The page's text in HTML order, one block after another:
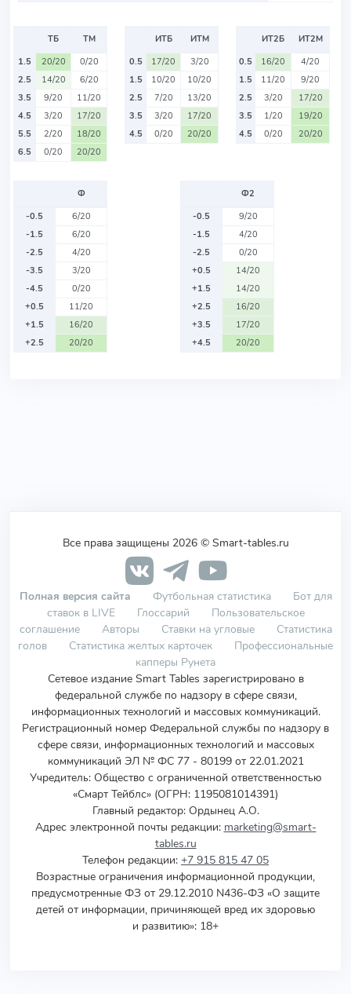
ТБ
ТМ
1.5
20/20
0/20
2.5
14/20
6/20
3.5
9/20
11/20
4.5
3/20
17/20
5.5
2/20
18/20
6.5
0/20 20/20
ИТБ
ИТМ
0.5
17/20
3/20
1.5
10/20
10/20
2.5
7/20
13/20
3.5
3/20
17/20
4.5
0/20 20/20
ИТ2Б
ИТ2М
0.5
16/20
4/20
1.5
11/20
9/20
2.5
3/20
17/20
3.5
1/20
19/20
4.5
0/20 20/20
Ф
-0.5
6/20
-1.5
6/20
-2.5
4/20
-3.5
3/20
-4.5
0/20
+0.5
11/20
+1.5
16/20
+2.5
20/20
Ф2
-0.5
9/20
-1.5
4/20
-2.5
0/20
+0.5
14/20
+1.5
14/20
+2.5
16/20
+3.5
17/20
+4.5
20/20
Все права защищены 2026 © Smart-tables.ru
Полная версия сайта Футбольная статистика
Бот для
ставок в LIVE
Глоссарий
Пользовательское
соглашение
Авторы Ставки на угловые
Статистика
голов
Статистика желтых карточек
Профессиональные
капперы Рунета
Сетевое издание Smart Tables зарегистрировано в
федеральной службе по надзору в сфере связи,
информационных технологий и массовых коммуникаций.
Регистрационный номер Федеральной службы по надзору в
сфере связи, информационных технологий и массовых
коммуникаций ЭЛ № ФС 77 - 80199 от 22.01.2021
Учредитель: Общество с ограниченной ответственностью
«Смарт Тейблс» (ОГРН: 1195081014391)
Главный редактор: Ордынец А.О.
Адрес электронной почты редакции: marketing@smart-
tables.ru
Телефон редакции: +7 915 815 47 05
Возрастные ограничения информационной продукции,
предусмотренные ФЗ от 29.12.2010 N436-ФЗ «О защите
детей от информации, причиняющей вред их здоровью
и развитию»: 18+